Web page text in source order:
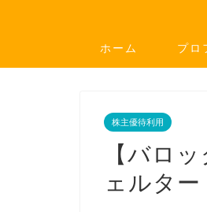
ホーム プロ
株主優待利用
【バロ
ェルタ